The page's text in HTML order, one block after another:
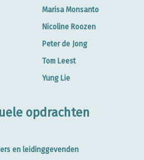
Marisa Monsanto
Nicoline Roozen
Peter de Jong
Tom Leest
Yung Lie
opdrachten
en leidinggevenden